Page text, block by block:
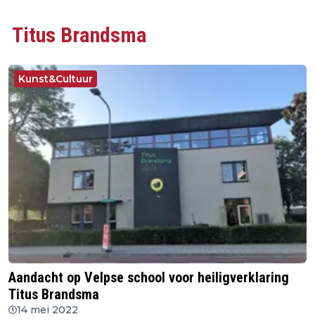
Titus Brandsma
Kunst&Cultuur
Aandacht op Velpse school voor heiligverklaring
Titus Brandsma
14 mei 2022